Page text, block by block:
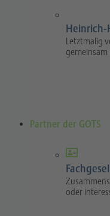
Heinrich-
Letztmalig
Partner der GOTS
oder